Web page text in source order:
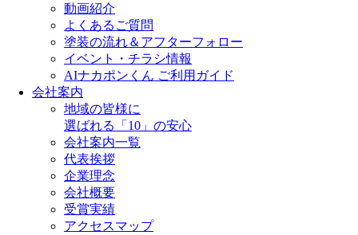
動画紹介
よくあるご質問
塗装の流れ＆アフターフォロー
イベント・チラシ情報
AIナカポンくん ご利用ガイド
会社案内
地域の皆様に
選ばれる「10」の安心
会社案内一覧
代表挨拶
企業理念
会社概要
受賞実績
アクセスマップ